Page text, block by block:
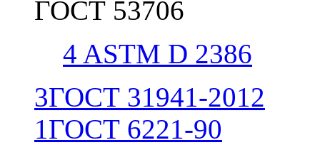
ГОСТ 53706
4 ASTM D 2386
3ГОСТ 31941-2012
1ГОСТ 6221-90